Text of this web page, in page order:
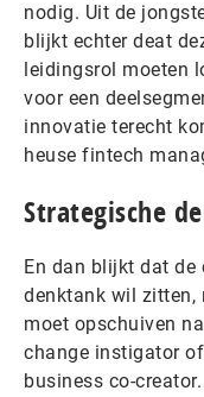
nodig. Uit de
blijkt echter deat
leidingsrol moeten
voor een
innovatie terecht
heuse fintech
Strategische
En dan blijkt dat de
denktank wil zitten,
moet opschuiven
change instigator
business co-